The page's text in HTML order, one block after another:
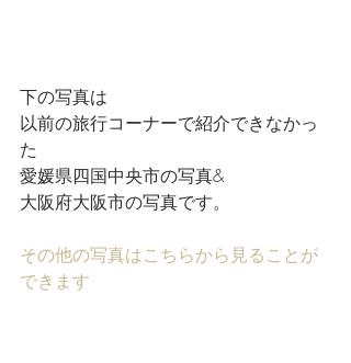
下の写真は
以前の旅行コーナーで紹介できなかっ
た
愛媛県四国中央市の写真&
大阪府大阪市の写真です。
その他の写真はこちらから見ることが
できます